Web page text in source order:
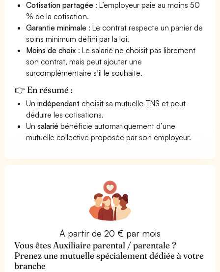
Cotisation partagée : L’employeur paie au moins 50
% de la cotisation.
Garantie minimale : Le contrat respecte un panier de
soins minimum défini par la loi.
Moins de choix : Le salarié ne choisit pas librement
son contrat, mais peut ajouter une
surcomplémentaire s’il le souhaite.
👉 En résumé :
Unindépendant choisit sa mutuelle TNS et peut
déduire les cotisations.
Unsalarié bénéficie automatiquement d’une
mutuelle collective proposée par son employeur.
À partir de 20 € par mois
Vous êtes Auxiliaire parental / parentale ?
Prenez une mutuelle spécialement dédiée à votre
branche